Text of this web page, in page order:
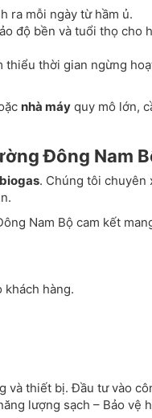
ra mỗi ngày từ hầm ủ.
độ bền và tuổi thọ cho
thiểu thời gian ngừng
nhà máy quy mô lớn,
Đông Nam
. Chúng tôi chuyên
Nam Bộ cam kết
khách hàng.
và thiết bị. Đầu tư vào
lượng sạch – Bảo vệ